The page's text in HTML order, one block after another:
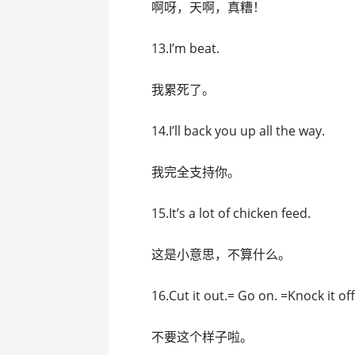
啊呀，天啊，真糟！
13.I’m beat.
我累死了。
14.I’ll back you up all the way.
我完全支持你。
15.It’s a lot of chicken feed.
这是小意思，不算什么。
16.Cut it out.= Go on. =Knock it
不要这个样子啦。